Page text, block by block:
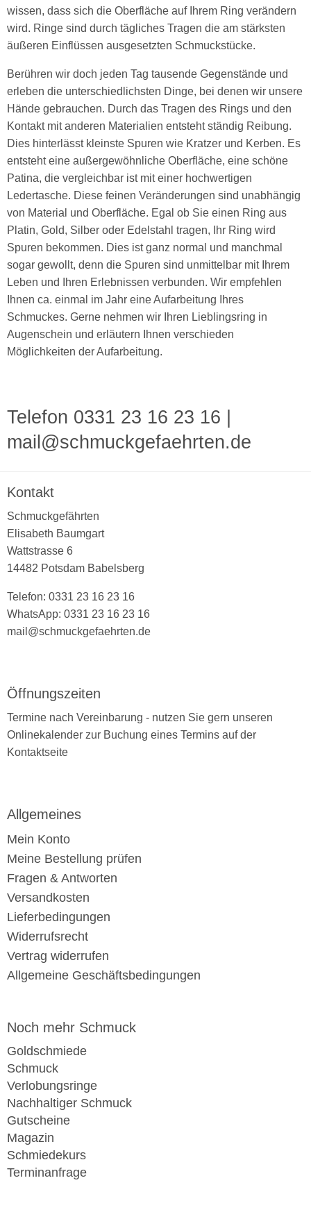
wissen, dass sich die Oberfläche auf Ihrem Ring verändern
wird. Ringe sind durch tägliches Tragen die am stärksten
äußeren Einflüssen ausgesetzten Schmuckstücke.
Berühren wir doch jeden Tag tausende Gegenstände und
erleben die unterschiedlichsten Dinge, bei denen wir unsere
Hände gebrauchen. Durch das Tragen des Rings und den
Kontakt mit anderen Materialien entsteht ständig Reibung.
Dies hinterlässt kleinste Spuren wie Kratzer und Kerben. Es
entsteht eine außergewöhnliche Oberfläche, eine schöne
Patina, die vergleichbar ist mit einer hochwertigen
Ledertasche. Diese feinen Veränderungen sind unabhängig
von Material und Oberfläche. Egal ob Sie einen Ring aus
Platin, Gold, Silber oder Edelstahl tragen, Ihr Ring wird
Spuren bekommen. Dies ist ganz normal und manchmal
sogar gewollt, denn die Spuren sind unmittelbar mit Ihrem
Leben und Ihren Erlebnissen verbunden. Wir empfehlen
Ihnen ca. einmal im Jahr eine Aufarbeitung Ihres
Schmuckes. Gerne nehmen wir Ihren Lieblingsring in
Augenschein und erläutern Ihnen verschieden
Möglichkeiten der Aufarbeitung.
Telefon 0331 23 16 23 16
mail@schmuckgefaehrten.de
Kontakt
Schmuckgefährten
Elisabeth Baumgart
Wattstrasse 6
14482 Potsdam Babelsberg
Telefon: 0331 23 16 23 16
WhatsApp: 0331 23 16 23 16
mail@schmuckgefaehrten.de
Öffnungszeiten
Termine nach Vereinbarung - nutzen Sie gern unseren
Onlinekalender zur Buchung eines Termins auf der
Kontaktseite
Allgemeines
Mein Konto
Meine Bestellung prüfen
Fragen & Antworten
Versandkosten
Lieferbedingungen
Widerrufsrecht
Vertrag widerrufen
Allgemeine Geschäftsbedingungen
Noch mehr Schmuck
Goldschmiede
Schmuck
Verlobungsringe
Nachhaltiger Schmuck
Gutscheine
Magazin
Schmiedekurs
Terminanfrage